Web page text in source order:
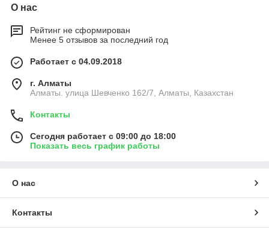
О нас
Рейтинг не сформирован
Менее 5 отзывов за последний год
Работает с 04.09.2018
г. Алматы
Алматы. улица Шевченко 162/7, Алматы, Казахстан
Контакты
Сегодня работает с 09:00 до 18:00
Показать весь график работы
О нас
Контакты